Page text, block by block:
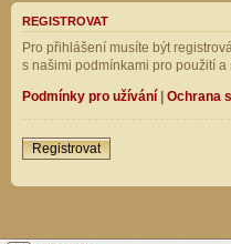
REGISTROVAT
Pro přihlášení musíte být
s našimi podmínkami pro použití
Podmínky pro užívání | Ochrana
Registrovat